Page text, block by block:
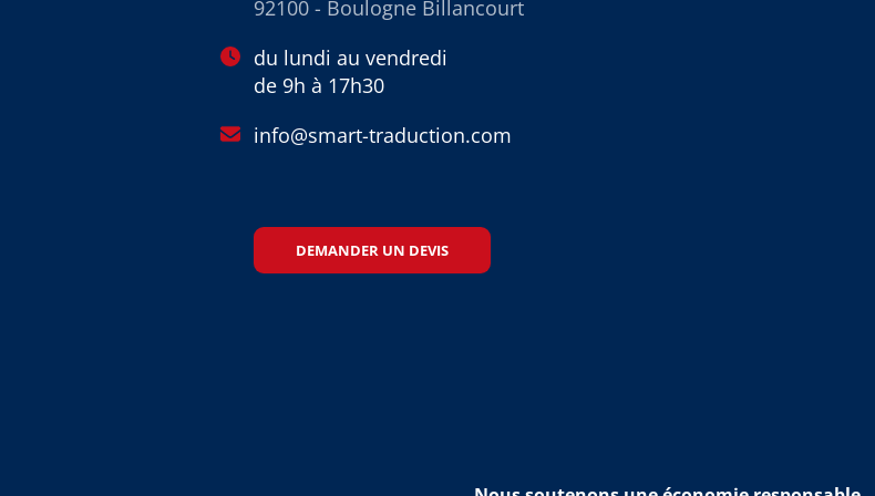
92100 - Boulogne Billancourt
du lundi au vendredi
de 9h à 17h30
info@smart-traduction.com
DEMANDER UN DEVIS